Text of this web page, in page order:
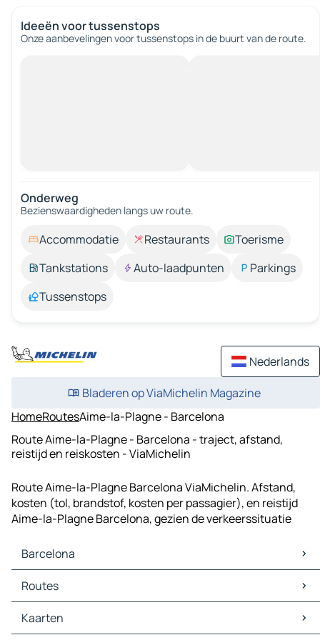
Ideeën voor tussenstops
Onze aanbevelingen voor tussenstops in de buurt van de route.
Onderweg
Bezienswaardigheden langs uw route.
Accommodatie Restaurants
Toerisme
Tankstations
Auto-laadpunten
Parkings
Tussenstops
Nederlands
Bladeren op ViaMichelin Magazine
HomeRoutesAime-la-Plagne - Barcelona
Route Aime-la-Plagne - Barcelona - traject, afstand,
reistijd en reiskosten - ViaMichelin
Route Aime-la-Plagne Barcelona ViaMichelin. Afstand,
kosten (tol, brandstof, kosten per passagier), en reistijd
Aime-la-Plagne Barcelona, gezien de verkeerssituatie
Barcelona
Barcelona Kaarten
Barcelona Verkeer
Barcelona Hotels
Barcelona Restaurants
Routes
Routes Barcelona - Palma
Routes Barcelona - L'Hospitalet de Llobregat
Kaarten